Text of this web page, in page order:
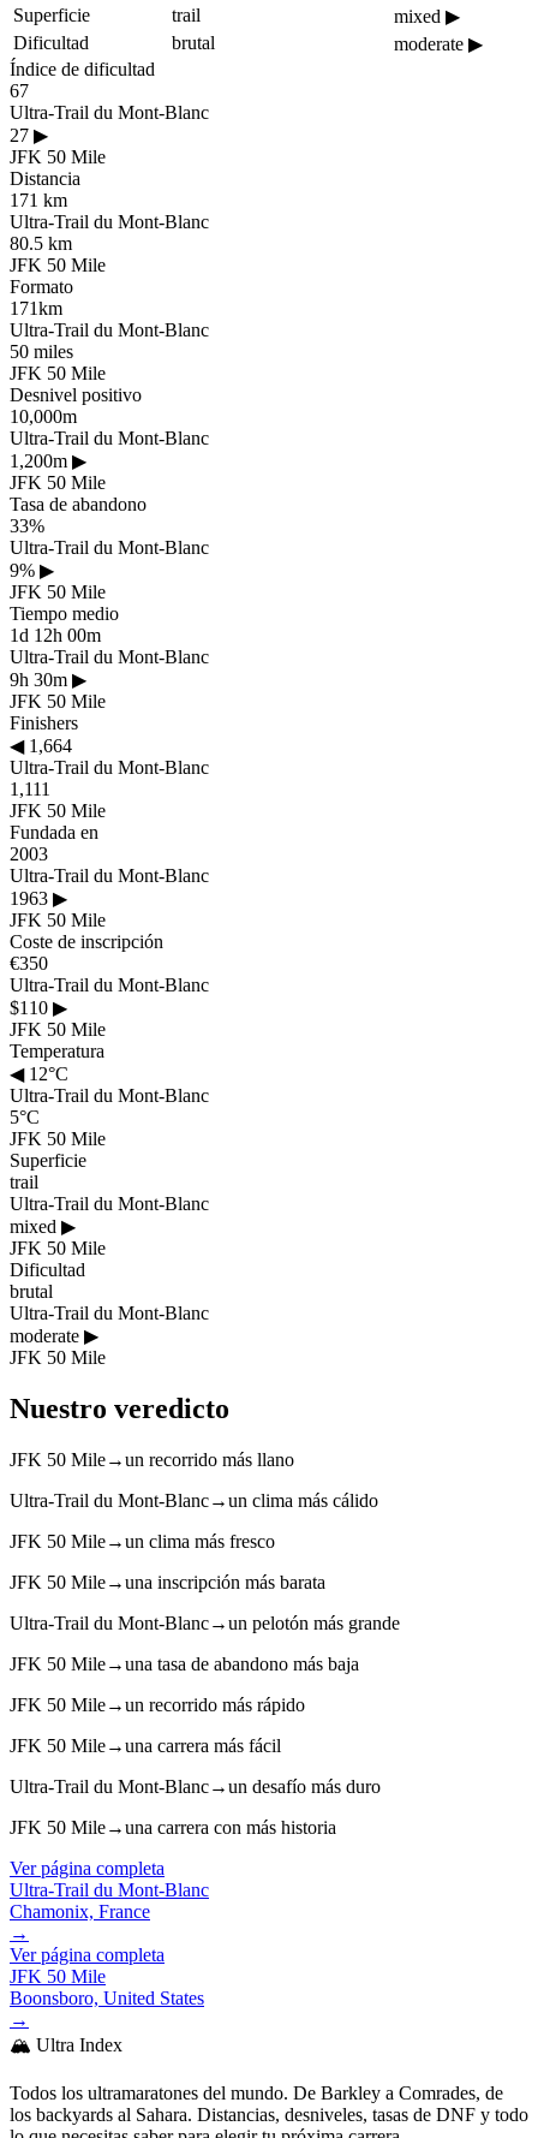
Superficie
trail mixed ▶
Dificultad
brutal moderate ▶
Índice de dificultad
67
Ultra-Trail du Mont-Blanc
27 ▶
JFK 50 Mile
Distancia
171 km
Ultra-Trail du Mont-Blanc
80.5 km
JFK 50 Mile
Formato
171km
Ultra-Trail du Mont-Blanc
50 miles
JFK 50 Mile
Desnivel positivo
10,000m
Ultra-Trail du Mont-Blanc
1,200m ▶
JFK 50 Mile
Tasa de abandono
33%
Ultra-Trail du Mont-Blanc
9% ▶
JFK 50 Mile
Tiempo medio
1d 12h 00m
Ultra-Trail du Mont-Blanc
9h 30m ▶
JFK 50 Mile
Finishers
◀1,664
Ultra-Trail du Mont-Blanc
1,111
JFK 50 Mile
Fundada en
2003
Ultra-Trail du Mont-Blanc
1963 ▶
JFK 50 Mile
Coste de inscripción
€350
Ultra-Trail du Mont-Blanc
$110 ▶
JFK 50 Mile
Temperatura
◀12°C
Ultra-Trail du Mont-Blanc
5°C
JFK 50 Mile
Superficie
trail
Ultra-Trail du Mont-Blanc
mixed ▶
JFK 50 Mile
Dificultad
brutal
Ultra-Trail du Mont-Blanc
moderate ▶
JFK 50 Mile
Nuestro veredicto
JFK 50 Mile→un recorrido más llano
Ultra-Trail du Mont-Blanc→un clima más cálido
JFK 50 Mile→un clima más fresco
JFK 50 Mile→una inscripción más barata
Ultra-Trail du Mont-Blanc→un pelotón más grande
JFK 50 Mile→una tasa de abandono más baja
JFK 50 Mile→un recorrido más rápido
JFK 50 Mile→una carrera más fácil
Ultra-Trail du Mont-Blanc→un desafío más duro
JFK 50 Mile→una carrera con más historia
Ver página completa
Ultra-Trail du Mont-Blanc
Chamonix, France
→
Ver página completa
JFK 50 Mile
Boonsboro, United States
→
🏔️ Ultra Index
Todos los ultramaratones del mundo. De Barkley a Comrades, de
los backyards al Sahara. Distancias, desniveles, tasas de DNF y todo